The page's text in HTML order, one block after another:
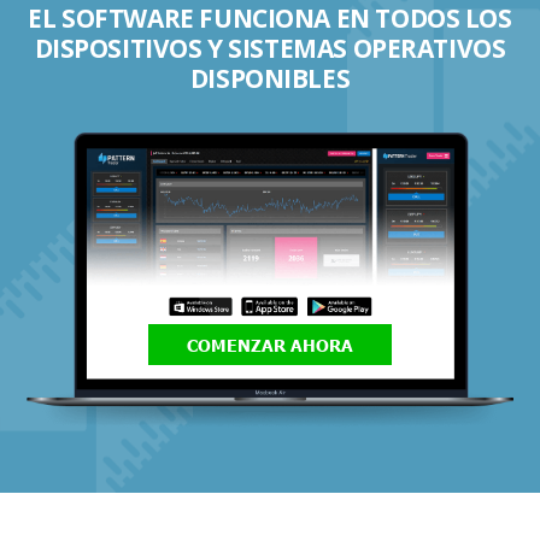
EL SOFTWARE FUNCIONA EN TODOS LOS
DISPOSITIVOS Y SISTEMAS OPERATIVOS
DISPONIBLES
COMENZAR AHORA